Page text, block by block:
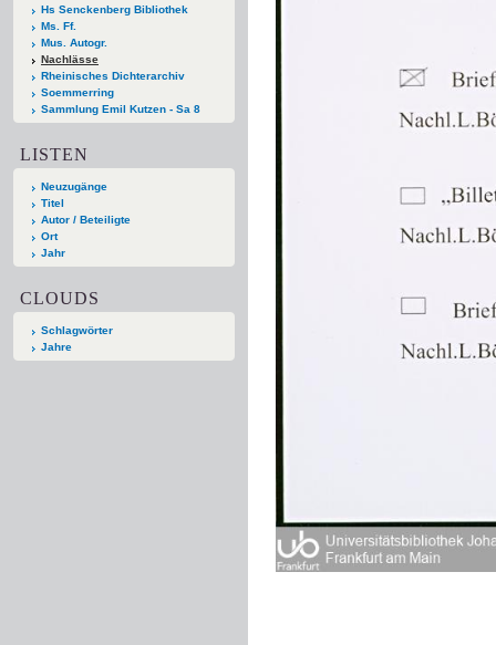
Hs Senckenberg Bibliothek
Ms. Ff.
Mus. Autogr.
Nachlässe
Rheinisches Dichterarchiv
Soemmerring
Sammlung Emil Kutzen - Sa 8
LISTEN
Neuzugänge
Titel
Autor / Beteiligte
Ort
Jahr
CLOUDS
Schlagwörter
Jahre